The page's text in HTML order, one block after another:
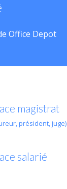
Office Depot
magistrat
président, juge)
salarié